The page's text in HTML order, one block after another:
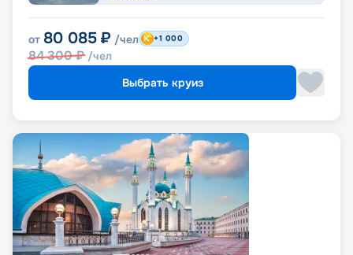
от 80 085 ₽ /чел
84 300₽ /чел
+1 000
Выбрать круиз